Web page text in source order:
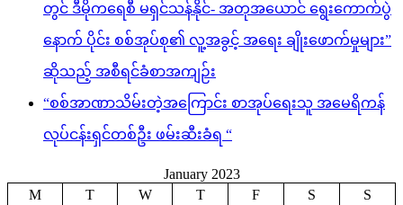
တွင် ဒီမိုကရေစီ မရှင်သန်နိုင်- အတုအယောင် ရွေးကောက်ပွဲ
နောက် ပိုင်း စစ်အုပ်စု၏ လူ့အခွင့် အရေး ချိုးဖောက်မှုများ”
ဆိုသည့် အစီရင်ခံစာအကျဉ်း
“စစ်အာဏာသိမ်းတဲ့အကြောင်း စာအုပ်ရေးသူ အမေရိကန်
လုပ်ငန်းရှင်တစ်ဦး ဖမ်းဆီးခံရ “
January 2023
M
T W T F S S